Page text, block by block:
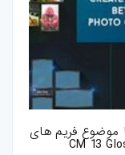
با موضوع فریم های